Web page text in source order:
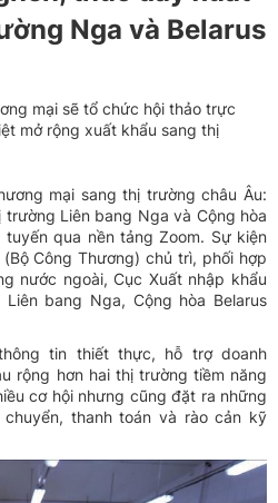
Nga và Belarus
mại sẽ tổ chức hội thảo trực
mở rộng xuất khẩu sang thị
mại sang thị trường châu Âu:
Liên bang Nga và Cộng hòa
qua nền tảng Zoom. Sự kiện
Công Thương) chủ trì, phối hợp
nước ngoài, Cục Xuất nhập khẩu
bang Nga, Cộng hòa Belarus
tin thiết thực, hỗ trợ doanh
rộng hơn hai thị trường tiềm năng
cơ hội nhưng cũng đặt ra những
thanh toán và rào cản kỹ